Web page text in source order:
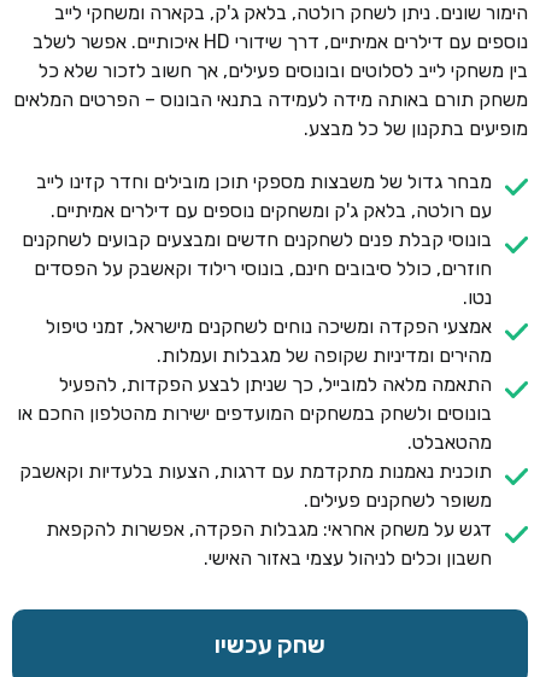
הימור שונים. ניתן לשחק רולטה, בלאק ג'ק, בקארה ומשחקי לייב
נוספים עם דילרים אמיתיים, דרך שידורי HD איכותיים. אפשר לשלב
בין משחקי לייב לסלוטים ובונוסים פעילים, אך חשוב לזכור שלא כל
משחק תורם באותה מידה לעמידה בתנאי הבונוס – הפרטים המלאים
מופיעים בתקנון של כל מבצע.
מבחר גדול של משבצות מספקי תוכן מובילים וחדר קזינו לייב
עם רולטה, בלאק ג'ק ומשחקים נוספים עם דילרים אמיתיים.
בונוסי קבלת פנים לשחקנים חדשים ומבצעים קבועים לשחקנים
חוזרים, כולל סיבובים חינם, בונוסי רילוד וקאשבק על הפסדים
נטו.
אמצעי הפקדה ומשיכה נוחים לשחקנים מישראל, זמני טיפול
מהירים ומדיניות שקופה של מגבלות ועמלות.
התאמה מלאה למובייל, כך שניתן לבצע הפקדות, להפעיל
בונוסים ולשחק במשחקים המועדפים ישירות מהטלפון החכם או
מהטאבלט.
תוכנית נאמנות מתקדמת עם דרגות, הצעות בלעדיות וקאשבק
משופר לשחקנים פעילים.
דגש על משחק אחראי: מגבלות הפקדה, אפשרות להקפאת
חשבון וכלים לניהול עצמי באזור האישי.
שחק עכשיו